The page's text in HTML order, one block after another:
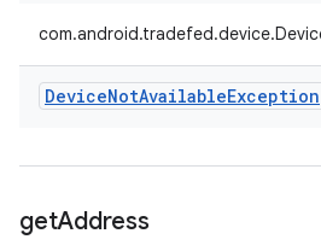
DeviceNotAvailableException
getAddress